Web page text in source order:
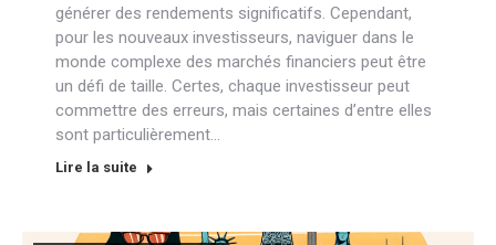
générer des rendements significatifs. Cependant,
pour les nouveaux investisseurs, naviguer dans le
monde complexe des marchés financiers peut être
un défi de taille. Certes, chaque investisseur peut
commettre des erreurs, mais certaines d’entre elles
sont particulièrement…
Lire la suite